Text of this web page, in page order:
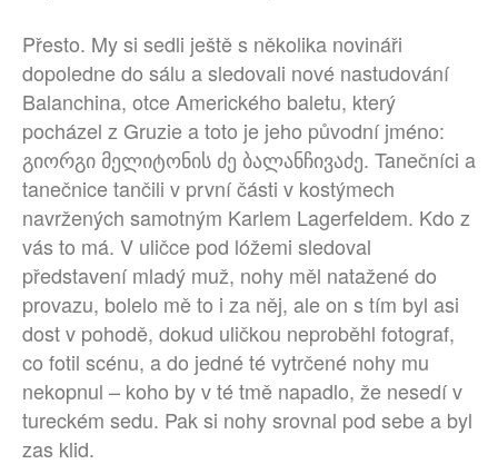
Přesto. My si sedli ještě s několika novináři
dopoledne do sálu a sledovali nové nastudování
Balanchina, otce Amerického baletu, který
pocházel z Gruzie a toto je jeho původní jméno:
გიორგი მელიტონის ძე ბალანჩივაძე. Tanečníci a
tanečnice tančili v první části v kostýmech
navržených samotným Karlem Lagerfeldem. Kdo z
vás to má. V uličce pod lóžemi sledoval
představení mladý muž, nohy měl natažené do
provazu, bolelo mě to i za něj, ale on s tím byl asi
dost v pohodě, dokud uličkou neproběhl fotograf,
co fotil scénu, a do jedné té vytrčené nohy mu
nekopnul – koho by v té tmě napadlo, že nesedí v
tureckém sedu. Pak si nohy srovnal pod sebe a byl
zas klid.